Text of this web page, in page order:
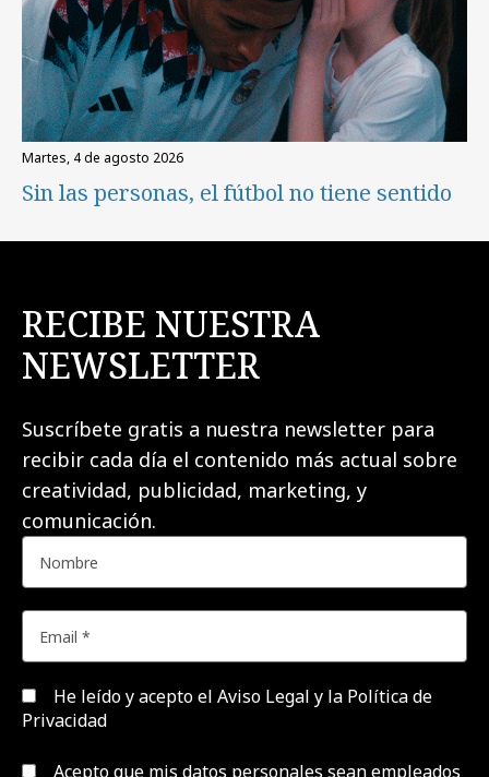
martes, 4 de agosto 2026
Sin las personas, el fútbol no tiene sentido
RECIBE NUESTRA
NEWSLETTER
Suscríbete gratis a nuestra newsletter para
recibir cada día el contenido más actual sobre
creatividad, publicidad, marketing, y
comunicación.
He leído y acepto el Aviso Legal y la Política de
Privacidad
Acepto que mis datos personales sean empleados